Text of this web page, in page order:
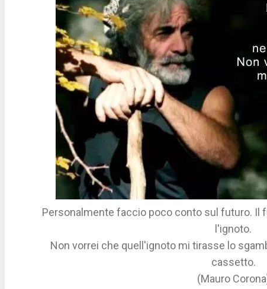
Personalmente faccio poco conto sul futuro. Il
l'ignoto.
Non vorrei che quell'ignoto mi tirasse lo
cassetto.
(Mauro